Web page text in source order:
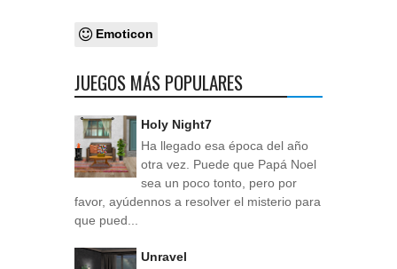
Emoticon
JUEGOS MÁS POPULARES
Holy Night7
Ha llegado esa época del año
otra vez. Puede que Papá Noel
sea un poco tonto, pero por
favor, ayúdennos a resolver el misterio para
que pued...
Unravel